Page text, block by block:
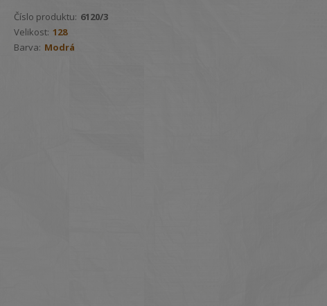
Číslo produktu: 6120/3
Velikost: 128
Barva: Modrá